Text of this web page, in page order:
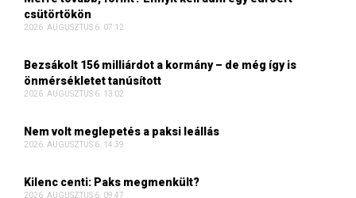
csütörtökön
2026. AUGUSZTUS 6. 07:12
Bezsákolt 156 milliárdot a kormány – de még így is
önmérsékletet tanúsított
2026. AUGUSZTUS 6. 13:02
Nem volt meglepetés a paksi leállás
2026. AUGUSZTUS 6. 14:39
Kilenc centi: Paks megmenkült?
2026. AUGUSZTUS 6. 09:47